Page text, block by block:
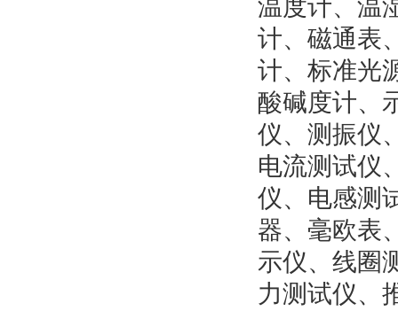
温度计、温
计、磁通表
计、标准光
酸碱度计、
仪、测振仪
电流测试仪
仪、电感测
器、毫欧表
示仪、线圈
力测试仪、